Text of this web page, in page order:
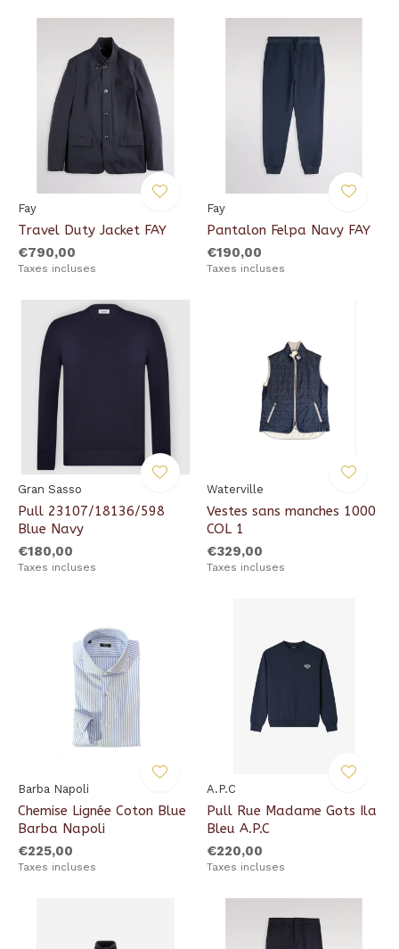
Fay
Travel Duty Jacket FAY
€790,00
Taxes incluses
Fay
Pantalon Felpa Navy FAY
€190,00
Taxes incluses
Gran Sasso
Pull 23107/18136/598
Blue Navy
€180,00
Taxes incluses
Waterville
Vestes sans manches 1000
COL 1
€329,00
Taxes incluses
Barba Napoli
Chemise Lignée Coton Blue
Barba Napoli
€225,00
Taxes incluses
A.P.C
Pull Rue Madame Gots Ila
Bleu A.P.C
€220,00
Taxes incluses